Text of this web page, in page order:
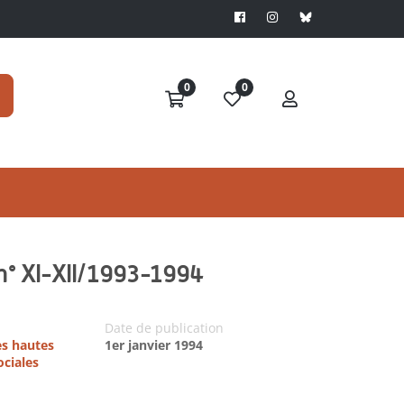
0 0
XI-XII/1993-1994
hautes
Date de publication
1er janvier 1994